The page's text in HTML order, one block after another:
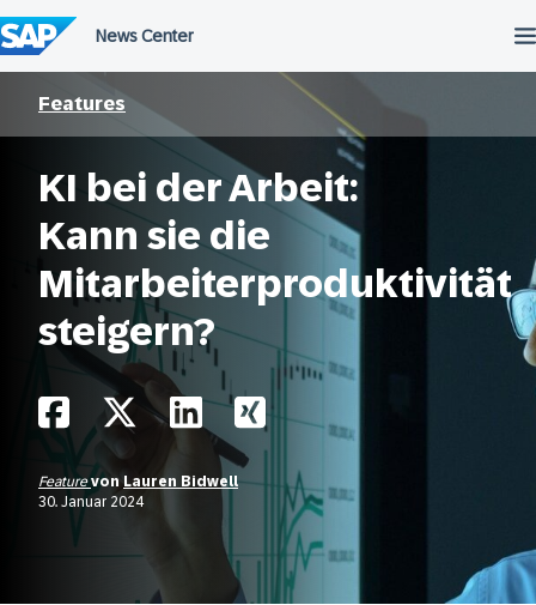
Features
KI bei der Arbeit:
Kann sie die
Mitarbeiterproduktivität
steigern?
FeaturevonLauren Bidwell
30. Januar 2024